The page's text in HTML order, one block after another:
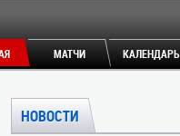
МАТЧИ КАЛЕНДАРЬ
НОВОСТИ